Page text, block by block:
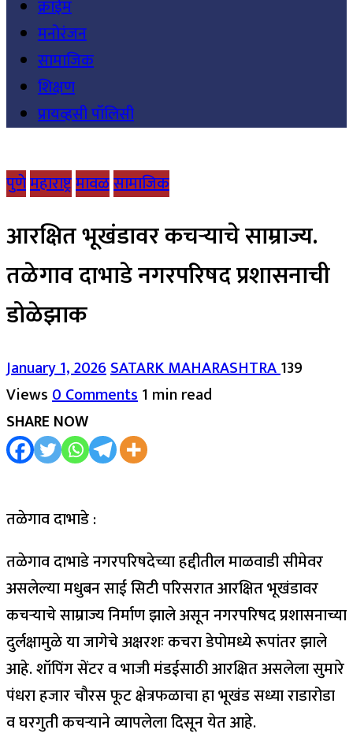
क्राईम
मनोरंजन
सामाजिक
शिक्षण
प्रायव्हसी पॉलिसी
पुणेमहाराष्ट्रमावळसामाजिक
आरक्षित भूखंडावर कचऱ्याचे साम्राज्य.
तळेगाव दाभाडे नगरपरिषद प्रशासनाची
डोळेझाक
January 1, 2026SATARK MAHARASHTRA139
Views0 Comments1 min read
SHARE NOW
तळेगाव दाभाडे :
तळेगाव दाभाडे नगरपरिषदेच्या हद्दीतील माळवाडी सीमेवर
असलेल्या मधुबन साई सिटी परिसरात आरक्षित भूखंडावर
कचऱ्याचे साम्राज्य निर्माण झाले असून नगरपरिषद प्रशासनाच्या
दुर्लक्षामुळे या जागेचे अक्षरशः कचरा डेपोमध्ये रूपांतर झाले
आहे. शॉपिंग सेंटर व भाजी मंडईसाठी आरक्षित असलेला सुमारे
पंधरा हजार चौरस फूट क्षेत्रफळाचा हा भूखंड सध्या राडारोडा
व घरगुती कचऱ्याने व्यापलेला दिसून येत आहे.